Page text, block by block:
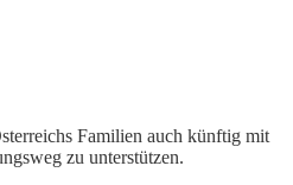
Familien auch künftig mit
zu unterstützen.